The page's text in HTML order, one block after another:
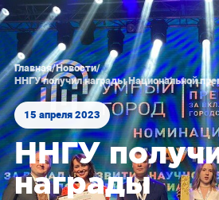
Главная/Новости/
ННГУ получил награды Национальной
15 апреля 2023
ННГУ
награды